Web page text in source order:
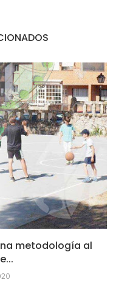
metodología al